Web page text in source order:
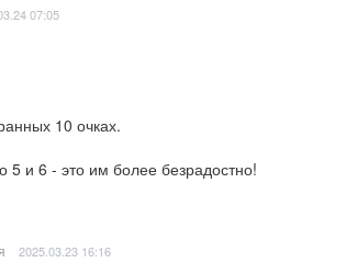
07:05
10 очках.
5 и 6 - это им более безрадостно!
2025.03.23 16:16